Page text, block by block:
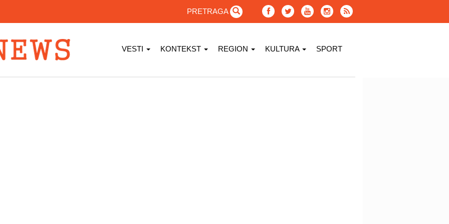
PRETRAGA
VESTI KONTEKST REGION KULTURA SPORT